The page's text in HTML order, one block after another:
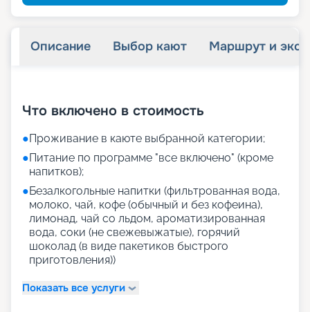
Описание Выбор кают Маршрут и
Что включено в стоимость
●Проживание в каюте выбранной категории;
●Питание по программе "все включено" (кроме
напитков);
●Безалкогольные напитки (фильтрованная вода,
молоко, чай, кофе (обычный и без кофеина),
лимонад, чай со льдом, ароматизированная
вода, соки (не свежевыжатые), горячий
шоколад (в виде пакетиков быстрого
приготовления))
Показать все услуги